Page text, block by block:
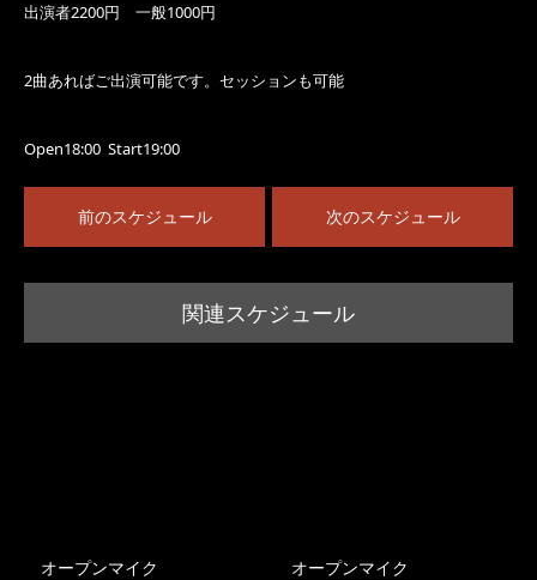
出演者2200円 一般1000円
2曲あればご出演可能です。セッションも可能
Open18:00 Start19:00
前のスケジュール 次のスケジュール
関連スケジュール
オープンマイク オープンマイク